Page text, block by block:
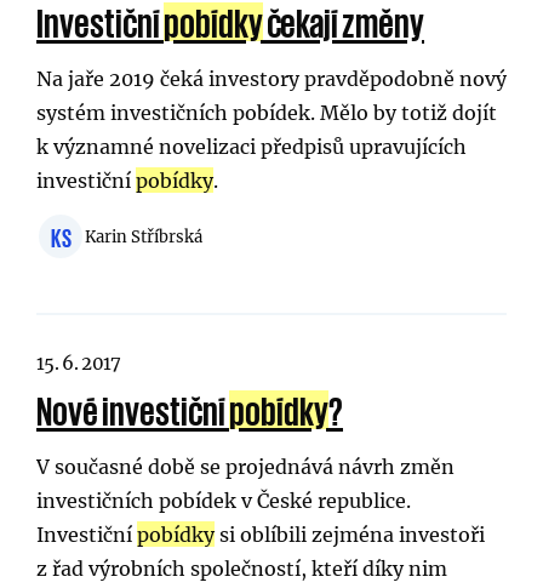
Investičnípobídkyčekají změny
Na jaře 2019 čeká investory pravděpodobně nový
systém investičních pobídek. Mělo by totiž dojít
k významné novelizaci předpisů upravujících
investičnípobídky.
KS Karin Stříbrská
15. 6. 2017
Nové investičnípobídky?
V současné době se projednává návrh změn
investičních pobídek v České republice.
Investičnípobídkysi oblíbili zejména investoři
z řad výrobních společností, kteří díky nim